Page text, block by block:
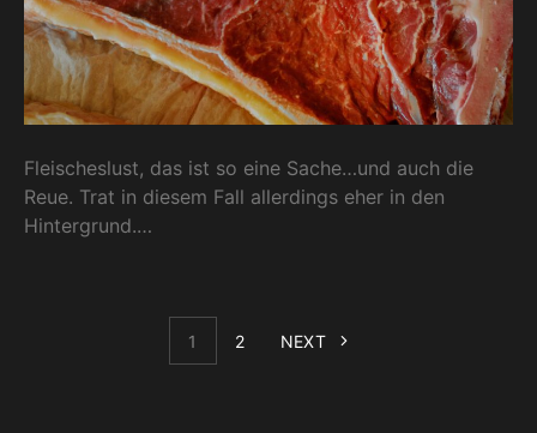
Fleischeslust, das ist so eine Sache…und auch die
Reue. Trat in diesem Fall allerdings eher in den
Hintergrund.…
1 2 NEXT